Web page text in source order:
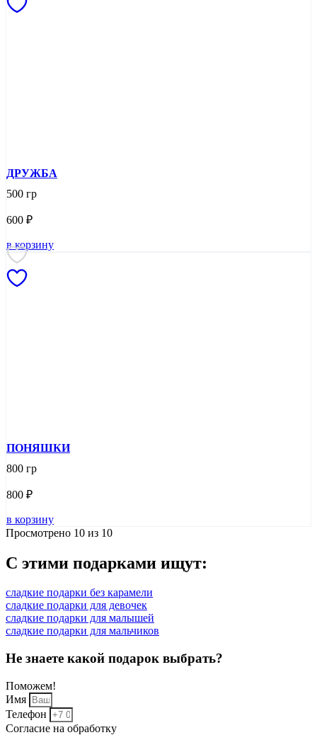
ДРУЖБА
500 гр
600 ₽
в корзину
ПОНЯШКИ
800 гр
800 ₽
в корзину
Просмотрено 10 из 10
С этими подарками ищут:
сладкие подарки без карамели
сладкие подарки для девочек
сладкие подарки для малышей
сладкие подарки для мальчиков
Не знаете какой подарок выбрать?
Поможем!
Имя
Телефон
Согласие на обработку